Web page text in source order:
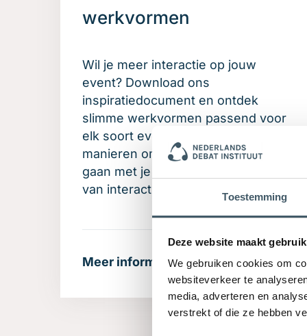
Toestemming
Deze website maakt
We gebruiken cookies om
websiteverkeer te
media, adverteren en
verstrekt of die ze hebben
werkvormen
Wil je meer interactie op jouw
event? Download ons
inspiratiedocument en ontdek
slimme werkvormen passend voor
elk soort event, makkelijke
manieren om het gesprek aan te
gaan met je publiek en het belang
van interactie op jouw bijeenkomst.
Meer informatie